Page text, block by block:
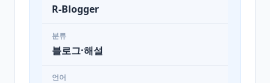
R-Blogger
분류
블로그·해설
언어